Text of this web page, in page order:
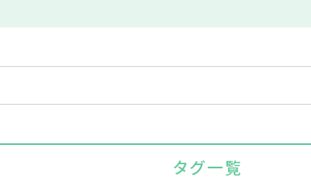
タグ一覧